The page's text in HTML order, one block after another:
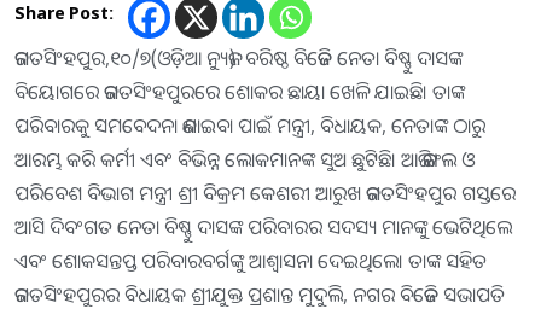
Share Post:
ଜଗତସିଂହପୁର,୧୦/୭(ଓଡ଼ିଆ ନ୍ୟୁଜ): ବରିଷ୍ଠ ବିଜେଡି ନେତା ବିଷ୍ଣୁ ଦାସଙ୍କ
ବିୟୋଗରେ ଜଗତସିଂହପୁରରେ ଶୋକର ଛାୟା ଖେଳି ଯାଇଛି। ତାଙ୍କ
ପରିବାରକୁ ସମବେଦନା ଜଣାଇବା ପାଇଁ ମନ୍ତ୍ରୀ, ବିଧାୟକ, ନେତାଙ୍କ ଠାରୁ
ଆରମ୍ଭ କରି କର୍ମୀ ଏବଂ ବିଭିନ୍ନ ଲୋକମାନଙ୍କ ସୁଅ ଛୁଟିଛି। ଆଜି ଜଙ୍ଗଲ ଓ
ପରିବେଶ ବିଭାଗ ମନ୍ତ୍ରୀ ଶ୍ରୀ ବିକ୍ରମ କେଶରୀ ଆରୁଖ ଜଗତସିଂହପୁର ଗସ୍ତରେ
ଆସି ଦିବଂଗତ ନେତା ବିଷ୍ଣୁ ଦାସଙ୍କ ପରିବାରର ସଦସ୍ୟ ମାନଙ୍କୁ ଭେଟିଥିଲେ
ଏବଂ ଶୋକସନ୍ତପ୍ତ ପରିବାରବର୍ଗଙ୍କୁ ଆଶ୍ବାସନା ଦେଇଥିଲେ। ତାଙ୍କ ସହିତ
ଜଗତସିଂହପୁରର ବିଧାୟକ ଶ୍ରୀଯୁକ୍ତ ପ୍ରଶାନ୍ତ ମୁଦୁଲି, ନଗର ବିଜେଡି ସଭାପତି